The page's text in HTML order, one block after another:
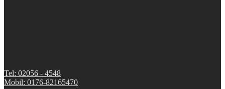
Tel: 02056 - 4548
Mobil: 0176-82165470